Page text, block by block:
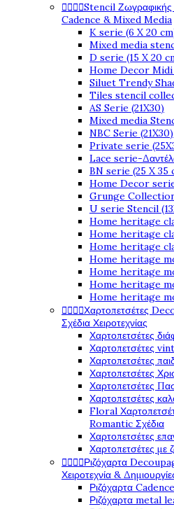
Stencil Ζωγραφικής
Cadence & Mixed Media
K serie (6 X 20
Mixed media
D serie (15 X 20
Home Decor Midi
Siluet Trendy
Tiles stencil
AS Serie (21X30)
Mixed media
NBC Serie (21X30)
Private serie
Lace serie-
BN serie (25 X 35
Home Decor
Grunge
U serie Stencil
Home heritage
Home heritage
Home heritage
Home heritage
Home heritage
Home heritage
Home heritage
Χαρτοπετσέτες
Σχέδια Χειροτεχνίας
Χαρτοπετσέτες
Χαρτοπετσέτες
Χαρτοπετσέτες
Χαρτοπετσέτες
Χαρτοπετσέτες
Χαρτοπετσέτες
Floral
Romantic Σχέδια
Χαρτοπετσέτες
Χαρτοπετσέτες με
Ριζόχαρτα
Χειροτεχνία &
Ριζόχαρτα
Ριζόχαρτα metal